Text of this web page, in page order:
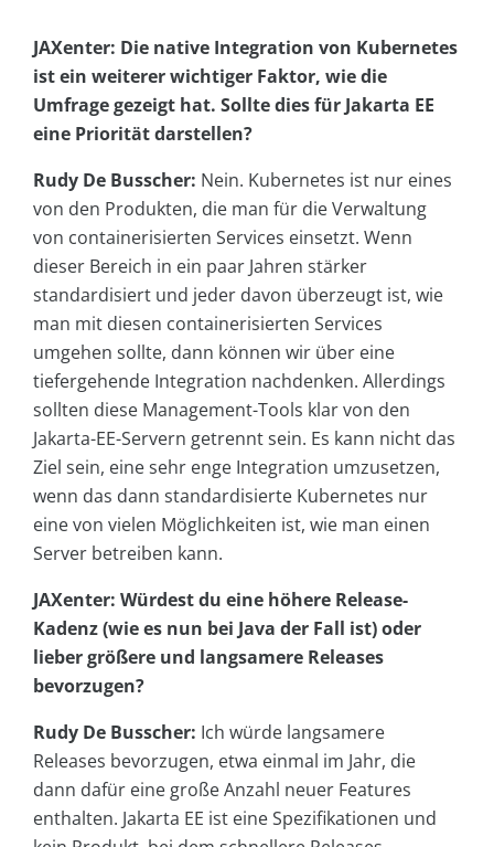
JAXenter: Die native Integration von Kubernetes
ist ein weiterer wichtiger Faktor, wie die
Umfrage gezeigt hat. Sollte dies für Jakarta EE
eine Priorität darstellen?
Rudy De Busscher: Nein. Kubernetes ist nur eines
von den Produkten, die man für die Verwaltung
von containerisierten Services einsetzt. Wenn
dieser Bereich in ein paar Jahren stärker
standardisiert und jeder davon überzeugt ist, wie
man mit diesen containerisierten Services
umgehen sollte, dann können wir über eine
tiefergehende Integration nachdenken. Allerdings
sollten diese Management-Tools klar von den
Jakarta-EE-Servern getrennt sein. Es kann nicht das
Ziel sein, eine sehr enge Integration umzusetzen,
wenn das dann standardisierte Kubernetes nur
eine von vielen Möglichkeiten ist, wie man einen
Server betreiben kann.
JAXenter: Würdest du eine höhere Release-
Kadenz (wie es nun bei Java der Fall ist) oder
lieber größere und langsamere Releases
bevorzugen?
Rudy De Busscher: Ich würde langsamere
Releases bevorzugen, etwa einmal im Jahr, die
dann dafür eine große Anzahl neuer Features
enthalten. Jakarta EE ist eine Spezifikationen und